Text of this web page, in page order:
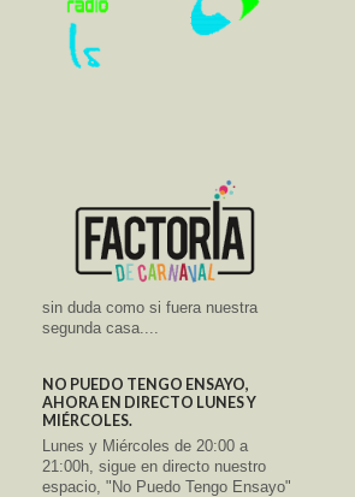
sin duda como si fuera nuestra
segunda casa....
NO PUEDO TENGO ENSAYO,
AHORA EN DIRECTO LUNES Y
MIÉRCOLES.
Lunes y Miércoles de 20:00 a
21:00h, sigue en directo nuestro
espacio, "No Puedo Tengo Ensayo"